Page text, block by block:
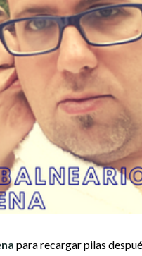
para recargar pilas